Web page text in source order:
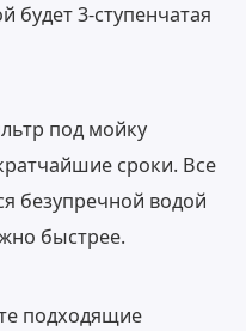
будет 3-ступенчатая
под мойку
сроки. Все
безупречной водой
быстрее.
подходящие